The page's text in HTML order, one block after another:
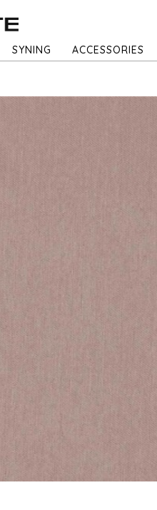
SYNING ACCESSORIES